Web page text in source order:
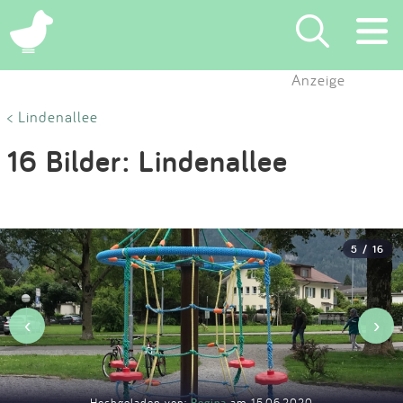
×
Eintragen
Blog
Partner
Kontakt
Anzeige
< Lindenallee
16 Bilder: Lindenallee
5 / 16
‹ ›